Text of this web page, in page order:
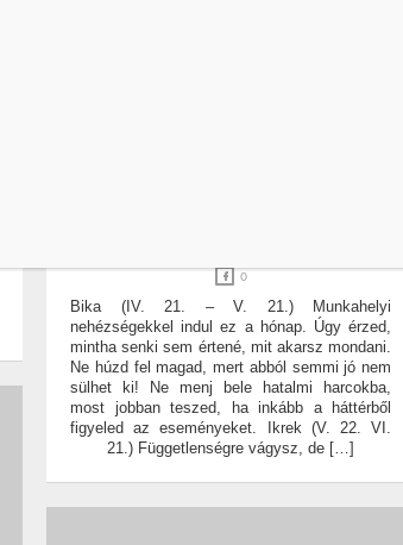
0
Bika (IV. 21. – V. 21.) Munkahelyi
nehézségekkel indul ez a hónap. Úgy érzed,
mintha senki sem értené, mit akarsz mondani.
Ne húzd fel magad, mert abból semmi jó nem
sülhet ki! Ne menj bele hatalmi harcokba,
most jobban teszed, ha inkább a háttérből
figyeled az eseményeket. Ikrek (V. 22. VI.
21.) Függetlenségre vágysz, de […]